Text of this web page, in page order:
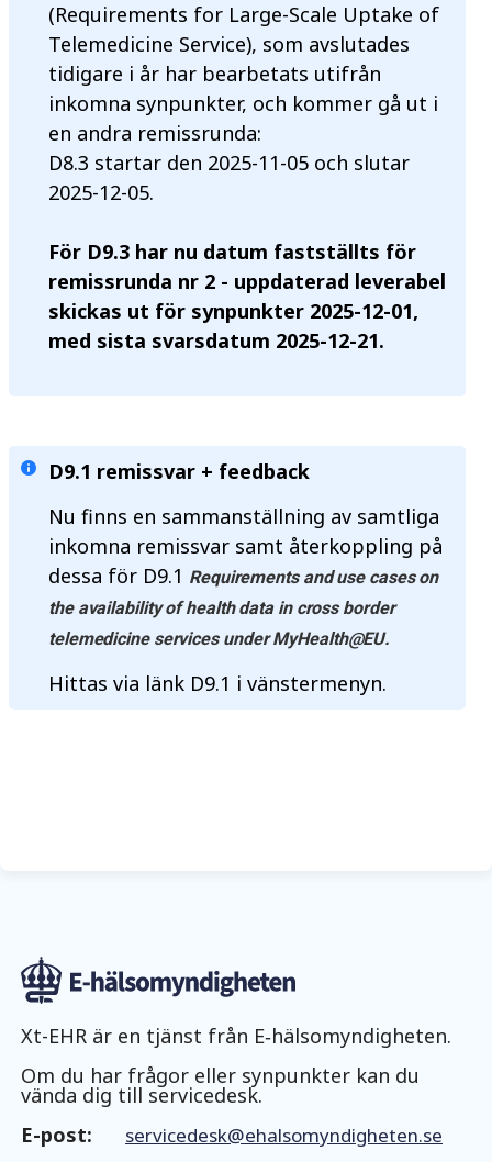
(Requirements for Large-Scale Uptake of
Telemedicine Service), som avslutades
tidigare i år har bearbetats utifrån
inkomna synpunkter, och kommer gå ut i
en andra remissrunda:
D8.3 startar den 2025-11-05 och slutar
2025-12-05.
För D9.3 har nu datum fastställts för
remissrunda nr 2 - uppdaterad leverabel
skickas ut för synpunkter 2025-12-01,
med sista svarsdatum 2025-12-21.
D9.1 remissvar + feedback
Nu finns en sammanställning av samtliga
inkomna remissvar samt återkoppling på
dessa för D9.1 Requirements and use cases on
the availability of health data in cross border
telemedicine services under MyHealth@EU.
Hittas via länk D9.1 i vänstermenyn.
Xt-EHR är en tjänst från E‑hälsomyndigheten.
Om du har frågor eller synpunkter kan du
vända dig till servicedesk.
E-post:
servicedesk@ehalsomyndigheten.se